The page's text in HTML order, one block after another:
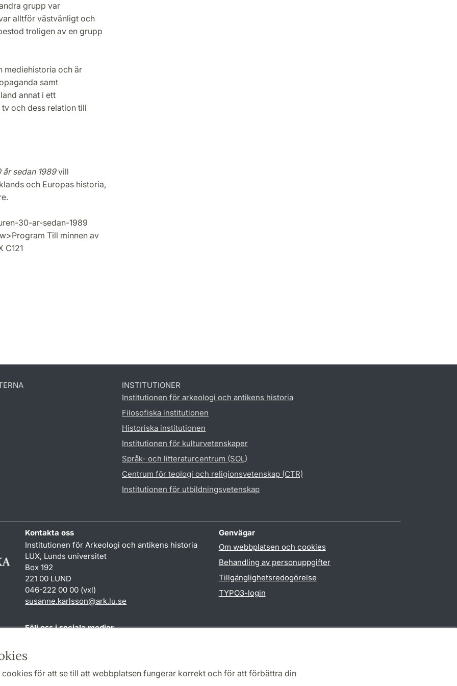
cookies för att se till att webbplatsen fungerar korrekt och för att förbättra din
grupp var
alltför västvänligt och
troligen av en grupp
mediehistoria och är
samt
annat i ett
och dess relation till
år sedan 1989vill
och Europas historia,
30-ar-sedan-1989
Till minnen av
C121
INSTITUTIONER
Institutionen för arkeologi och antikens historia
Filosofiska institutionen
Historiska institutionen
Institutionen för kulturvetenskaper
Språk- och litteraturcentrum (SOL)
Centrum för teologi och religionsvetenskap (CTR)
Institutionen för utbildningsvetenskap
Kontakta oss
Institutionen för Arkeologi och antikens historia
LUX, Lunds universitet
Box 192
221 00 LUND
046-222 00 00 (vxl)
susanne.karlsson@ark.lu.se
Genvägar
Om webbplatsen och cookies
Behandling av personuppgifter
Tillgänglighetsredogörelse
TYPO3-login
Följ oss i sociala medier